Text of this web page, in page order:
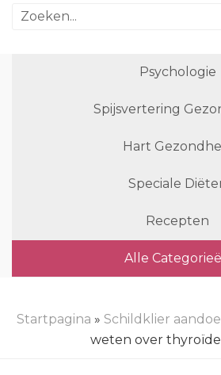
Psychologie
Spijsvertering
Hart
Speciale
Recepten
Alle
Startpagina » Schildklier
weten over